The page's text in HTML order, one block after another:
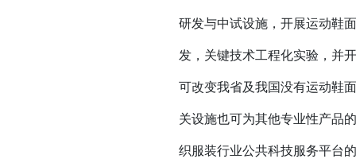
研发与中试设施，开展运动鞋
发，关键技术工程化实验，并
可改变我省及我国没有运动鞋
关设施也可为其他专业性产品
织服装行业公共科技服务平台